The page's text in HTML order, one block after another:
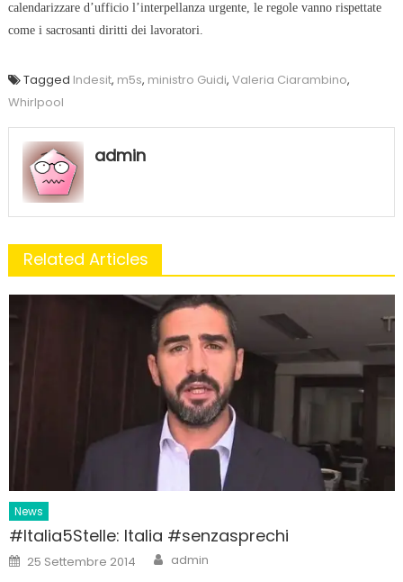
calendarizzare d’ufficio l’interpellanza urgente, le regole vanno rispettate
come i sacrosanti diritti dei lavoratori.
Tagged Indesit, m5s, ministro Guidi, Valeria Ciarambino,
Whirlpool
admin
Related Articles
News
#Italia5Stelle: Italia #senzasprechi
Posted
on
25 Settembre 2014 Author
admin